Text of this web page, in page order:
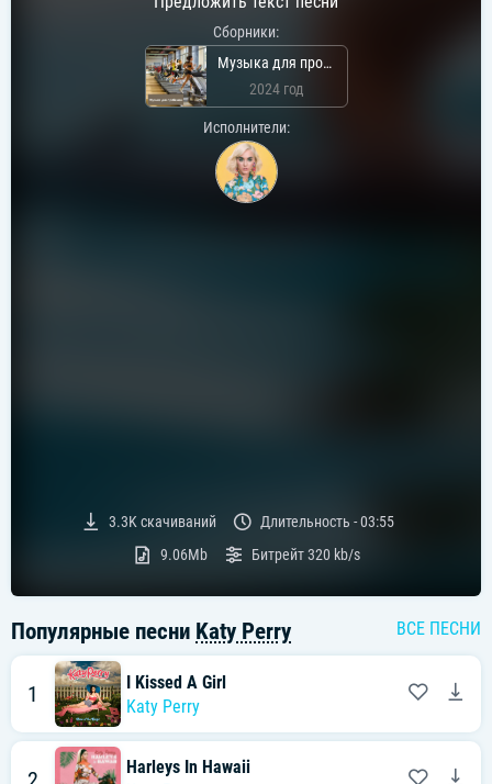
Сборники:
Музыка для пробежки
2024 год
Исполнители:
3.3Kскачиваний Длительность -03:55
9.06Mb
Битрейт320 kb/s
Популярные песни Katy Perry ВСЕ ПЕСНИ
1
I Kissed A Girl
Katy Perry
Harleys In Hawaii